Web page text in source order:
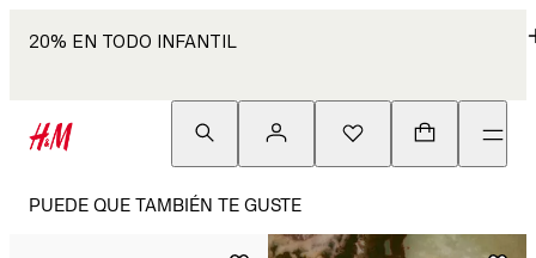
20% EN TODO INFANTIL
PUEDE QUE TAMBIÉN TE GUSTE